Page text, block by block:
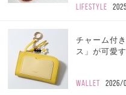
LIFESTYLE
チャーム付
ス」が可愛
WALLET 2026/